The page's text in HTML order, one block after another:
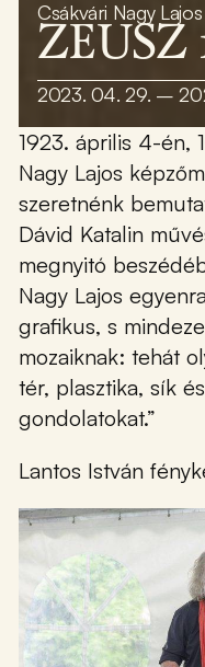
Csákvári Nagy
ZEUSZ
2023. 04. 29. –
1923. április 4-én,
Nagy Lajos
szeretnénk
Dávid Katalin
megnyitó
Nagy Lajos
grafikus, s
mozaiknak: tehát
tér, plasztika, sík
gondolatokat.”
Lantos István